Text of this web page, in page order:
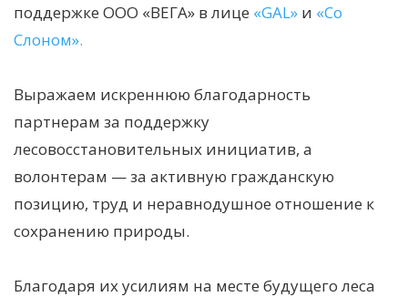
поддержке ООО «ВЕГА» в лице «GAL» и «Со
Слоном».
Выражаем искреннюю благодарность
партнерам за поддержку
лесовосстановительных инициатив, а
волонтерам — за активную гражданскую
позицию, труд и неравнодушное отношение к
сохранению природы.
Благодаря их усилиям на месте будущего леса